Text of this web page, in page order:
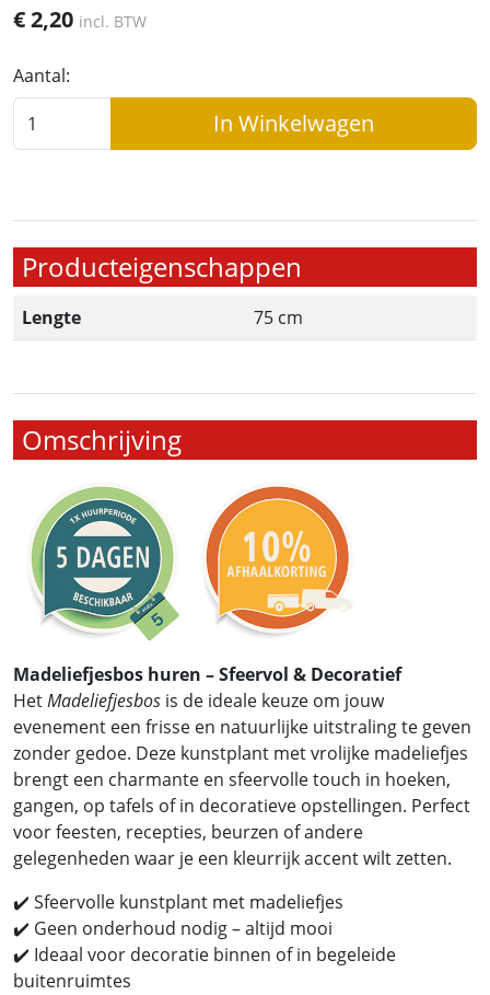
€2,20 incl. BTW
Aantal:
In Winkelwagen
Producteigenschappen
Lengte 75 cm
Omschrijving
Madeliefjesbos huren – Sfeervol & Decoratief
HetMadeliefjesbos is de ideale keuze om jouw
evenement een frisse en natuurlijke uitstraling te geven
zonder gedoe. Deze kunstplant met vrolijke madeliefjes
brengt een charmante en sfeervolle touch in hoeken,
gangen, op tafels of in decoratieve opstellingen. Perfect
voor feesten, recepties, beurzen of andere
gelegenheden waar je een kleurrijk accent wilt zetten.
✔️ Sfeervolle kunstplant met madeliefjes
✔️ Geen onderhoud nodig – altijd mooi
✔️ Ideaal voor decoratie binnen of in begeleide
buitenruimtes